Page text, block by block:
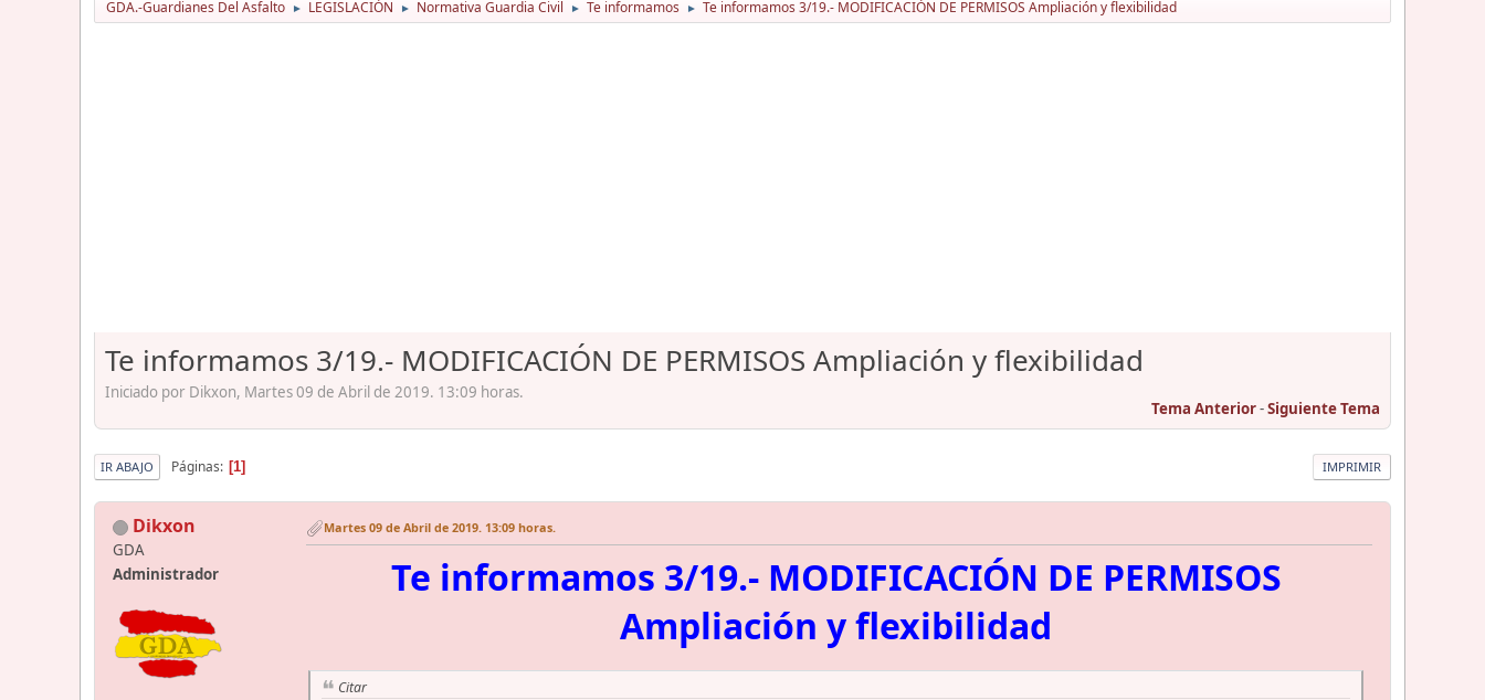
GDA.-Guardianes Del Asfalto ► LEGISLACIÓN ► Normativa Guardia Civil ► Te informamos ► Te informamos 3/19.- MODIFICACIÓN DE PERMISOS Ampliación y flexibilidad
Te informamos 3/19.- MODIFICACIÓN DE PERMISOS Ampliación y flexibilidad
Iniciado por Dikxon, Martes 09 de Abril de 2019. 13:09 horas.
Tema Anterior-Siguiente Tema
IMPRIMIR
IR ABAJO Páginas 1
Dikxon
GDA
Administrador
Martes 09 de Abril de 2019. 13:09 horas.
Te informamos 3/19.- MODIFICACIÓN DE PERMISOS
Ampliación y flexibilidad
Citar